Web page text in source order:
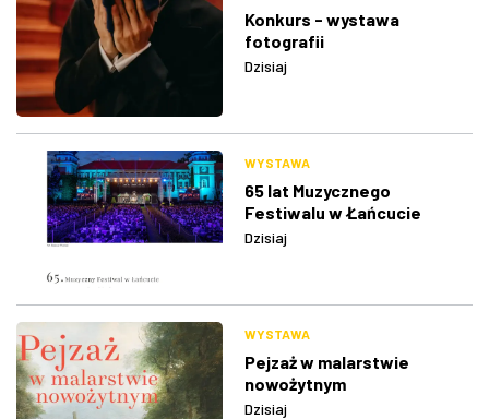
Konkurs - wystawa
fotografii
Dzisiaj
WYSTAWA
65 lat Muzycznego
Festiwalu w Łańcucie
Dzisiaj
WYSTAWA
Pejzaż w malarstwie
nowożytnym
Dzisiaj